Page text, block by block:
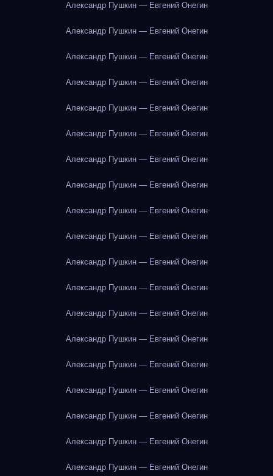
Александр Пушкин — Евгений Онегин
Александр Пушкин — Евгений Онегин
Александр Пушкин — Евгений Онегин
Александр Пушкин — Евгений Онегин
Александр Пушкин — Евгений Онегин
Александр Пушкин — Евгений Онегин
Александр Пушкин — Евгений Онегин
Александр Пушкин — Евгений Онегин
Александр Пушкин — Евгений Онегин
Александр Пушкин — Евгений Онегин
Александр Пушкин — Евгений Онегин
Александр Пушкин — Евгений Онегин
Александр Пушкин — Евгений Онегин
Александр Пушкин — Евгений Онегин
Александр Пушкин — Евгений Онегин
Александр Пушкин — Евгений Онегин
Александр Пушкин — Евгений Онегин
Александр Пушкин — Евгений Онегин
Александр Пушкин — Евгений Онегин